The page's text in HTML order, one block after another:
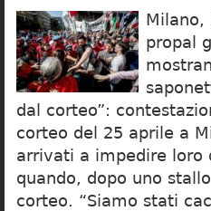
Milano,
propal
dal corteo”:
corteo del 25 aprile a
arrivati a impedire loro
quando, dopo uno
corteo. “Siamo stati